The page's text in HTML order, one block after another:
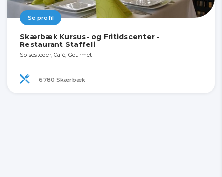
Se profil
Skærbæk Kursus- og Fritidscenter -
Restaurant Staffeli
Spisesteder, Café, Gourmet
6780 Skærbæk